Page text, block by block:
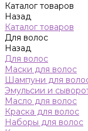
Каталог товаров
Назад
Каталог товаров
Для волос
Назад
Для волос
Маски для волос
Шампуни для
Эмульсии и
Масло для волос
Краска для волос
Наборы для волос